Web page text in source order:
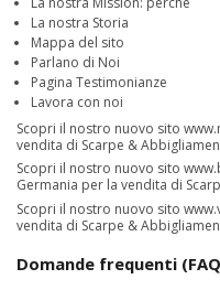
La nostra Storia
Mappa del sito
Parlano di Noi
Pagina Testimonianze
Lavora con noi
Scopri il nostro nuovo sito
vendita di Scarpe &
Scopri il nostro nuovo sito
Germania per la vendita di
Scopri il nostro nuovo sito
vendita di Scarpe &
Domande frequenti